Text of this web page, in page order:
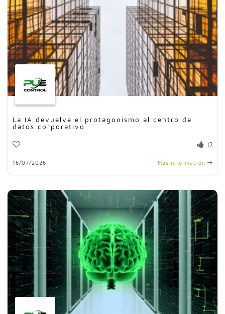
La IA devuelve el protagonismo al centro de
datos corporativo
0
16/07/2026 Más información